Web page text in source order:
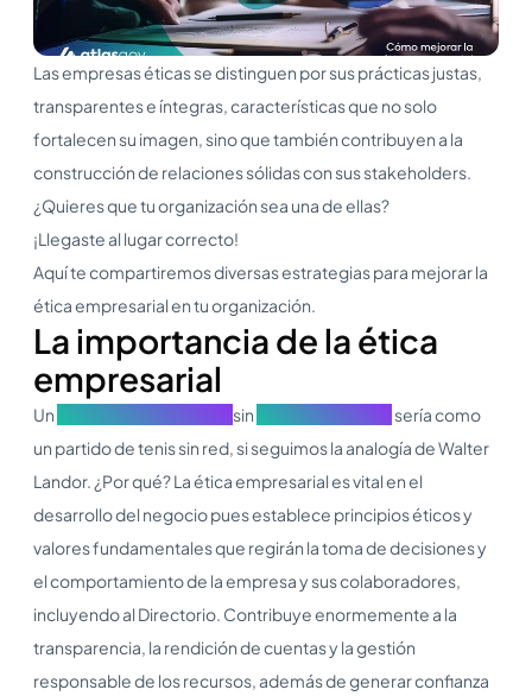
Las empresas éticas se distinguen por sus prácticas justas,
transparentes e íntegras, características que no solo
fortalecen su imagen, sino que también contribuyen a la
construcción de relaciones sólidas con sus stakeholders.
¿Quieres que tu organización sea una de ellas?
¡Llegaste al lugar correcto!
Aquí te compartiremos diversas estrategias para mejorar la
ética empresarial en tu organización.
La importancia de la ética
empresarial
Un sin
sería como
un partido de tenis sin red, si seguimos la analogía de Walter
Landor. ¿Por qué? La ética empresarial es vital en el
desarrollo del negocio pues establece principios éticos y
valores fundamentales que regirán la toma de decisiones y
el comportamiento de la empresa y sus colaboradores,
incluyendo al Directorio. Contribuye enormemente a la
transparencia, la rendición de cuentas y la gestión
responsable de los recursos, además de generar confianza